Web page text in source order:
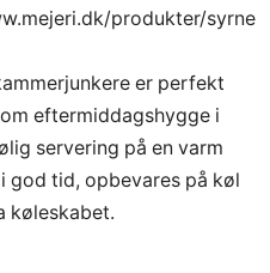
produkter/syrne
er perfekt
eftermiddagshygge i
servering på en varm
god tid, opbevares på køl
køleskabet.